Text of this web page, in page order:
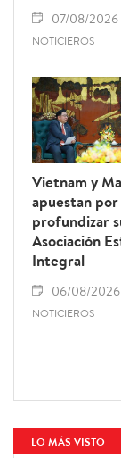
07/08/2026
NOTICIEROS
Vietnam y
apuestan por
profundizar
Asociación
Integral
06/08/2026
NOTICIEROS
LO MÁS VISTO